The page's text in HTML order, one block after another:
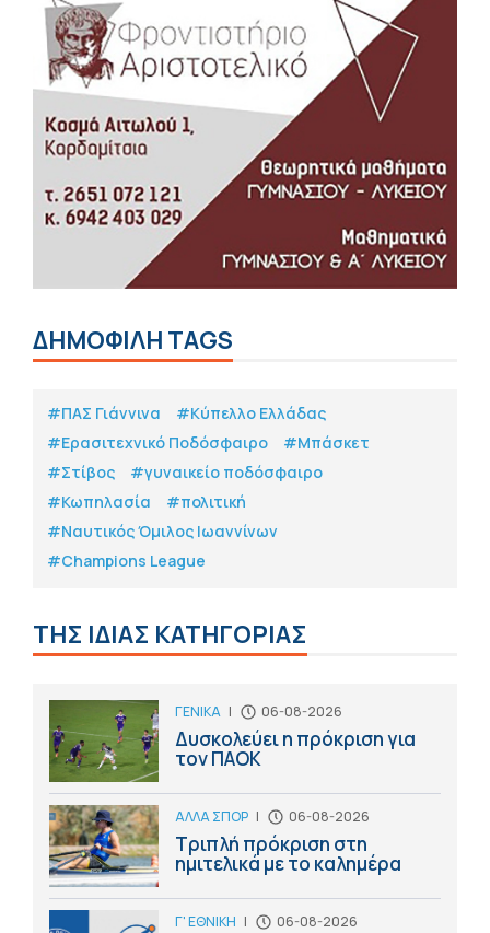
ΔΗΜΟΦΙΛΗ TAGS
#ΠΑΣ Γιάννινα
#Κύπελλο Ελλάδας
#Eρασιτεχνικό Ποδόσφαιρο
#Μπάσκετ
#Στίβος
#γυναικείο ποδόσφαιρο
#Κωπηλασία
#πολιτική
#Ναυτικός Όμιλος Ιωαννίνων
#Champions League
ΤΗΣ ΙΔΙΑΣ ΚΑΤΗΓΟΡΙΑΣ
ΓΕΝΙΚΑ | 06-08-2026
Δυσκολεύει η πρόκριση για
τον ΠΑΟΚ
ΑΛΛΑ ΣΠΟΡ | 06-08-2026
Τριπλή πρόκριση στη
ημιτελικά με το καλημέρα
Γ' ΕΘΝΙΚΗ | 06-08-2026